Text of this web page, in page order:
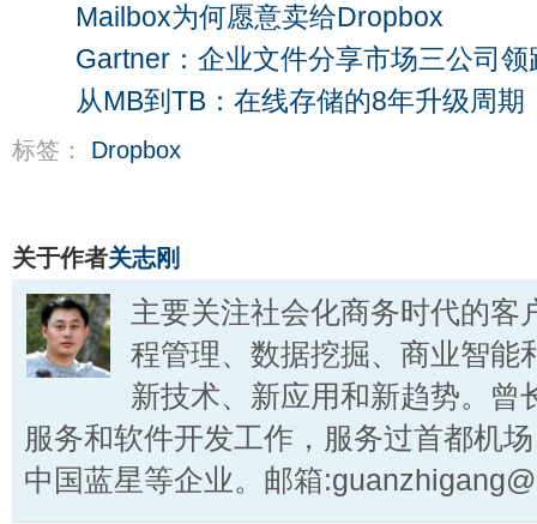
Mailbox为何愿意卖给Dropbox
Gartner：企业文件分享市场三公司领
从MB到TB：在线存储的8年升级周期
标签： Dropbox
关于作者关志刚
主要关注社会化商务时代的客
程管理、数据挖掘、商业智能
新技术、新应用和新趋势。曾
服务和软件开发工作，服务过首都机
中国蓝星等企业。邮箱